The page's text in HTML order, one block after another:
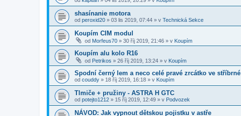
shasínanie motora
od peroxid20 » 03 lis 2019, 07:44 » v Technická Sekce
Koupím CIM modul
od Morfeus70 » 30 říj 2019, 21:46 » v Koupím
Koupím alu kolo R16
od Petrikos » 26 říj 2019, 13:24 » v Koupím
Spodní černý lem a neco celé pravé zrcátko ve stříbrné
od couddy » 18 říj 2019, 16:18 » v Koupím
Tlmiče + pružiny - ASTRA H GTC
od potejto1212 » 15 říj 2019, 12:49 » v Podvozek
NÁVOD: Jak vypnout dětskou pojistku v astře